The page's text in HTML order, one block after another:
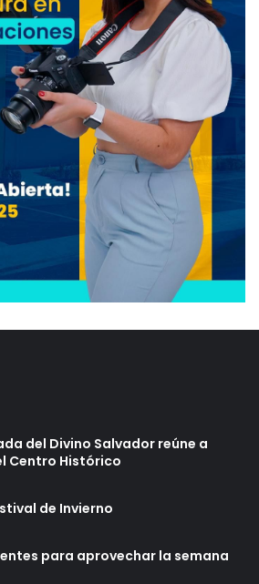
del Divino Salvador reúne a
Centro Histórico
de Invierno
para aprovechar la semana